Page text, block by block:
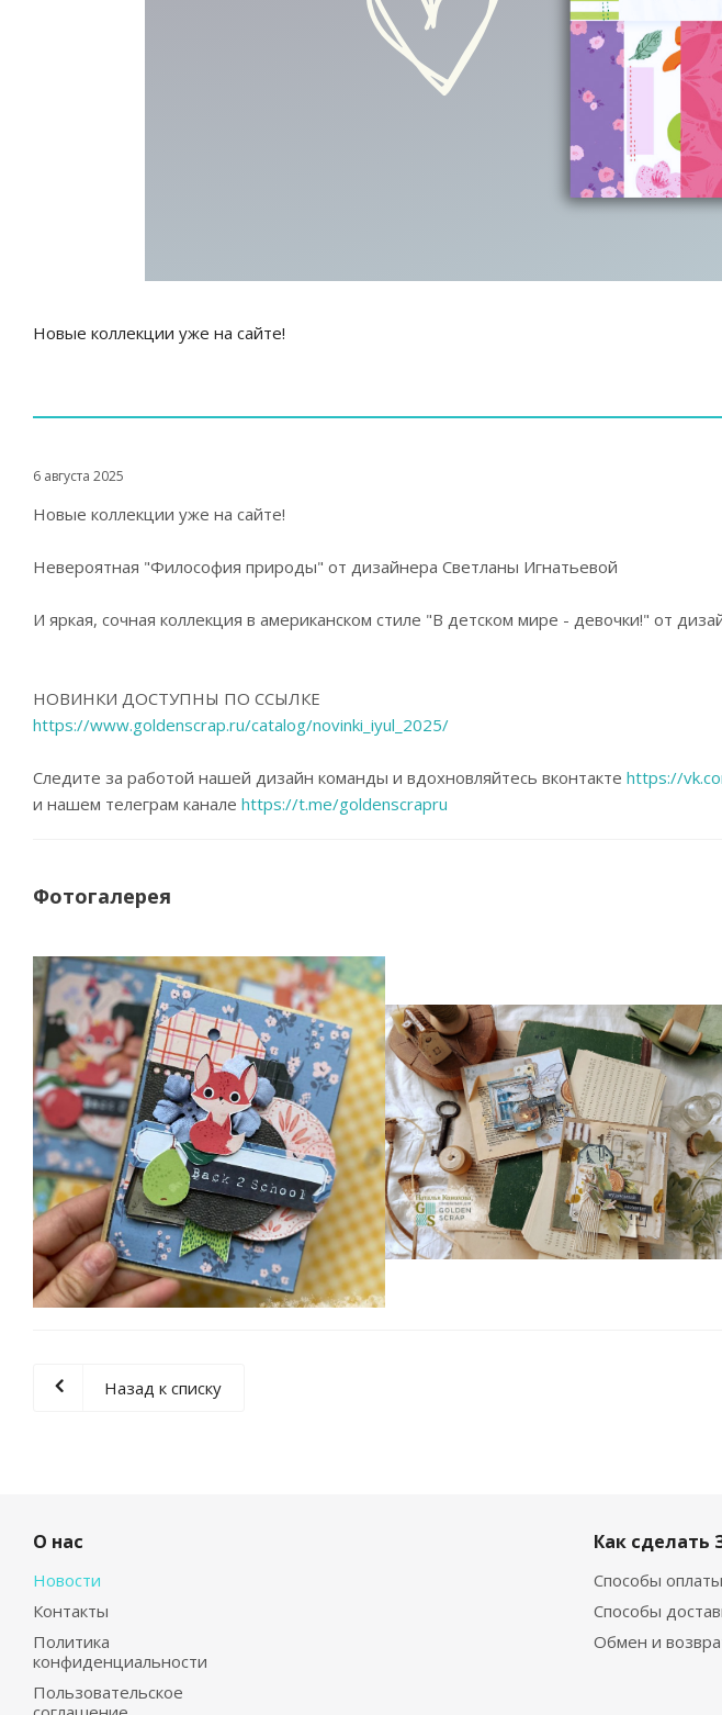
Новые коллекции уже на сайте!
6 августа 2025
Новые коллекции уже на сайте!
Невероятная "Философия природы" от дизайнера Светланы Игнатьевой
И яркая, сочная коллекция в американском стиле "В детском мире - девочки!" от
НОВИНКИ ДОСТУПНЫ ПО ССЫЛКЕ
https://www.goldenscrap.ru/catalog/novinki_iyul_2025/
Следите за работой нашей дизайн команды и вдохновляйтесь вконтакте https://
и нашем телеграм канале https://t.me/goldenscrapru
Фотогалерея
Назад к списку
О нас
Новости
Контакты
Политика
конфиденциальности
Пользовательское
Как сделать
Способы оплаты
Способы
Обмен и